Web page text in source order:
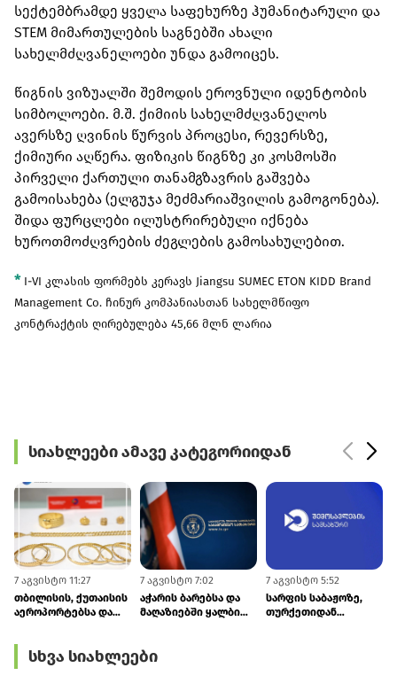
სექტემბრამდე ყველა საფეხურზე ჰუმანიტარული და
STEM მიმართულების საგნებში ახალი
სახელმძღვანელოები უნდა გამოიცეს.
წიგნის ვიზუალში შემოდის ეროვნული იდენტობის
სიმბოლოები. მ.შ. ქიმიის სახელმძღვანელოს
ავერსზე ღვინის წურვის პროცესი, რევერსზე,
ქიმიური აღწერა. ფიზიკის წიგნზე კი კოსმოსში
პირველი ქართული თანამგზავრის გაშვება
გამოისახება (ელგუჯა მეძმარიაშვილის გამოგონება).
შიდა ფურცლები ილუსტრირებული იქნება
ხუროთმოძღვრების ძეგლების გამოსახულებით.
* I-VI კლასის ფორმებს კერავს Jiangsu SUMEC ETON KIDD Brand
Management Co. ჩინურ კომპანიასთან სახელმწიფო
კონტრაქტის ღირებულება 45,66 მლნ ლარია
სიახლეები ამავე კატეგორიიდან
7 აგვისტო 11:27
თბილისის, ქუთაისის
აეროპორტებსა და
ოქროს უკანონოდ
შემოტანის 7 ფაქტი
7 აგვისტო 7:02
აჭარის ბარებსა და
მაღაზიებში ყალბი
7 აგვისტო 5:52
სარფის საბაჟოზე,
თურქეთიდან
სხვა სიახლეები